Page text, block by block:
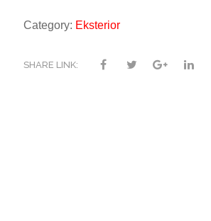
Category: Eksterior
SHARE LINK: